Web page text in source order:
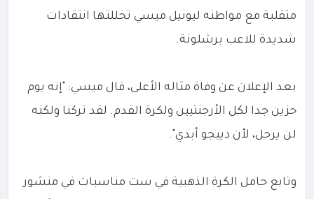
متقلبة مع مواطنه ليونيل ميسي تخللتها انتقادات
شديدة للاعب برشلونة.
بعد الإعلان عن وفاة مثاله الأعلى، قال ميسي: "إنه يوم
حزين جدا لكل الأرجنتيين ولكرة القدم. لقد تركنا ولكنه
لن يرحل، لأن دييجو أبدي".
وتابع حامل الكرة الذهبية في ست مناسبات في منشور